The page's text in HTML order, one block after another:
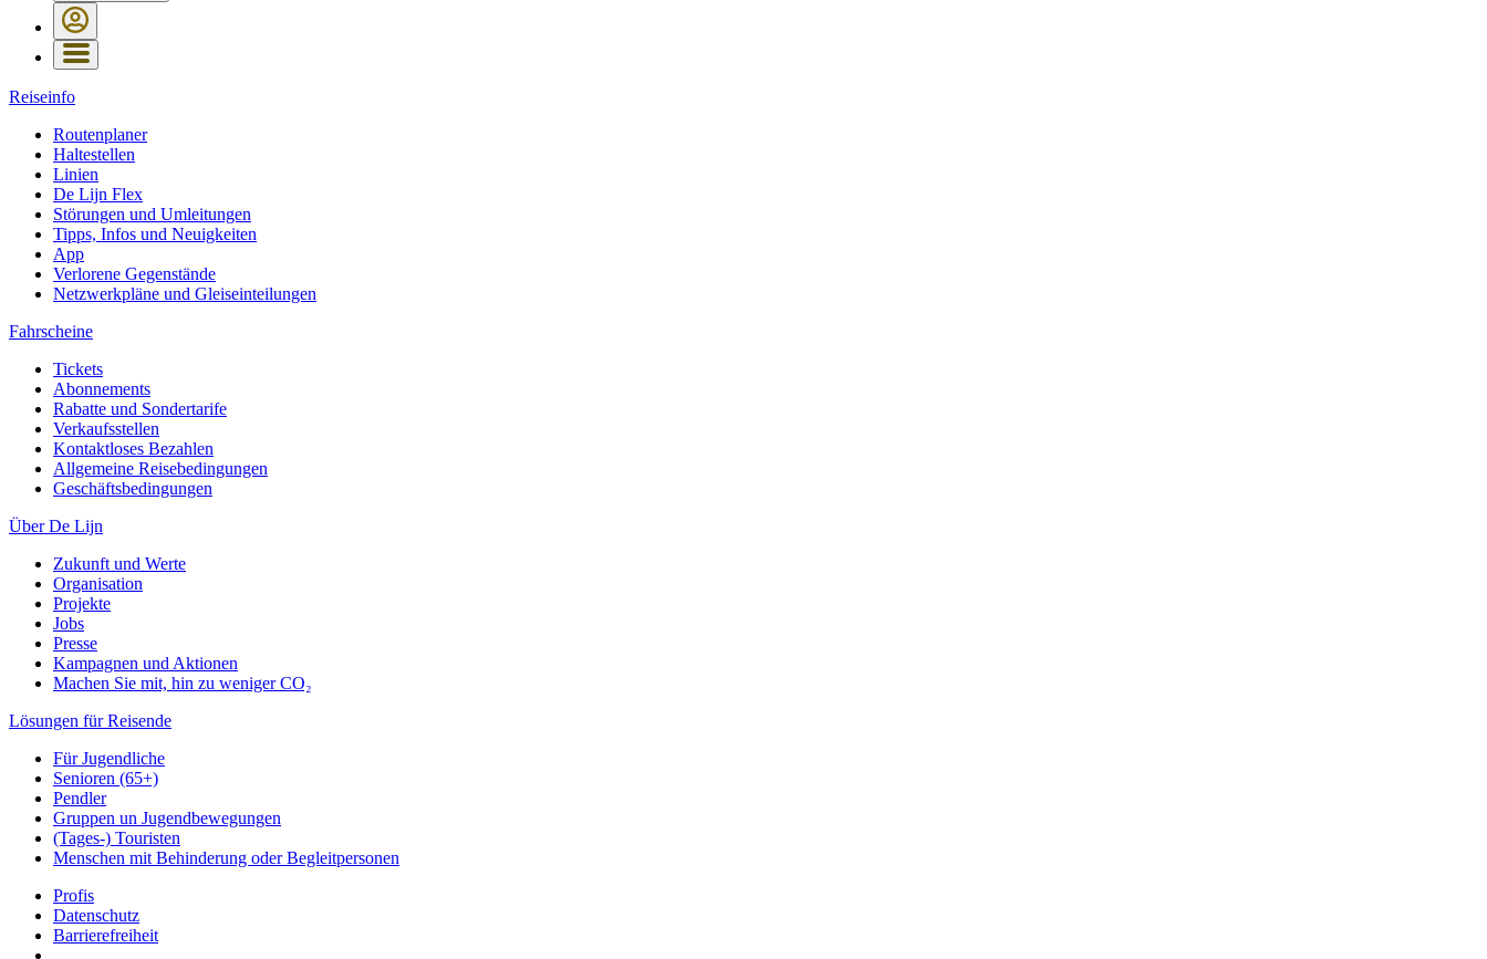
Reiseinfo
Routenplaner
Haltestellen
Linien
De Lijn Flex
Störungen und Umleitungen
Tipps, Infos und Neuigkeiten
App
Verlorene Gegenstände
Netzwerkpläne und Gleiseinteilungen
Fahrscheine
Tickets
Abonnements
Rabatte und Sondertarife
Verkaufsstellen
Kontaktloses Bezahlen
Allgemeine Reisebedingungen
Geschäftsbedingungen
Über De Lijn
Zukunft und Werte
Organisation
Projekte
Jobs
Presse
Kampagnen und Aktionen
Machen Sie mit, hin zu weniger CO₂
Lösungen für Reisende
Für Jugendliche
Senioren (65+)
Pendler
Gruppen un Jugendbewegungen
(Tages-) Touristen
Menschen mit Behinderung oder Begleitpersonen
Profis
Datenschutz
Barrierefreiheit